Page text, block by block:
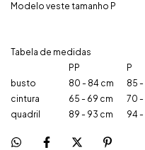
Modelo veste tamanho P
Tabela de medidas
PP
P
busto
80 - 84 cm 85 -
cintura
65 - 69 cm 70 -
quadril
89 - 93 cm 94 -